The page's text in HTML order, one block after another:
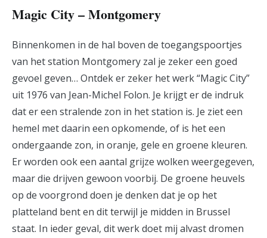
Magic City – Montgomery
Binnenkomen in de hal boven de toegangspoortjes
van het station Montgomery zal je zeker een goed
gevoel geven… Ontdek er zeker het werk “Magic City”
uit 1976 van Jean-Michel Folon. Je krijgt er de indruk
dat er een stralende zon in het station is. Je ziet een
hemel met daarin een opkomende, of is het een
ondergaande zon, in oranje, gele en groene kleuren.
Er worden ook een aantal grijze wolken weergegeven,
maar die drijven gewoon voorbij. De groene heuvels
op de voorgrond doen je denken dat je op het
platteland bent en dit terwijl je midden in Brussel
staat. In ieder geval, dit werk doet mij alvast dromen